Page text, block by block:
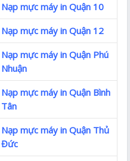
Nạp mực máy in Quận 10
Nạp mực máy in Quận 12
Nạp mực máy in Quận Phú
Nhuận
Nạp mực máy in Quận Bình
Tân
Nạp mực máy in Quận Thủ
Đức